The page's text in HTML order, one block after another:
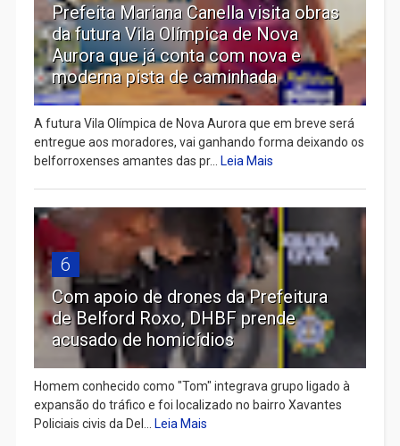
Prefeita Mariana Canella visita obras
da futura Vila Olímpica de Nova
Aurora que já conta com nova e
moderna pista de caminhada
A futura Vila Olímpica de Nova Aurora que em breve será
entregue aos moradores, vai ganhando forma deixando os
belforroxenses amantes das pr...
Leia Mais
6
Com apoio de drones da Prefeitura
de Belford Roxo, DHBF prende
acusado de homicídios
Homem conhecido como "Tom" integrava grupo ligado à
expansão do tráfico e foi localizado no bairro Xavantes
Policiais civis da Del...
Leia Mais